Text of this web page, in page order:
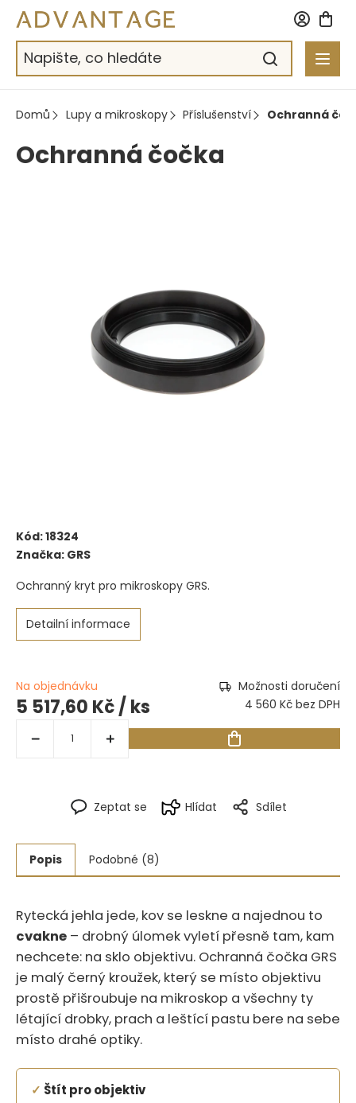
Přejít
obsah
Domů Lupy a mikroskopy Příslušenství Ochranná
Ochranná čočka
Kód:18324
Značka: GRS
Ochranný kryt pro mikroskopy GRS.
Detailní informace
Zeptat se Hlídat Sdílet
Na objednávku Možnosti doručení
5 517,60 Kč/ ks 4 560 Kč bez DPH
Popis Podobné (8)
Rytecká jehla jede, kov se leskne a najednou to
cvakne – drobný úlomek vyletí přesně tam, kam
nechcete: na sklo objektivu. Ochranná čočka GRS
je malý černý kroužek, který se místo objektivu
prostě přišroubuje na mikroskop a všechny ty
létající drobky, prach a leštící pastu bere na sebe
místo drahé optiky.
✓ Štít pro objektiv